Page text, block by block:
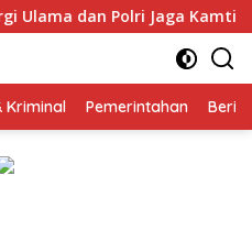
Khususnya Persoalan
Kriminal Pemerintahan